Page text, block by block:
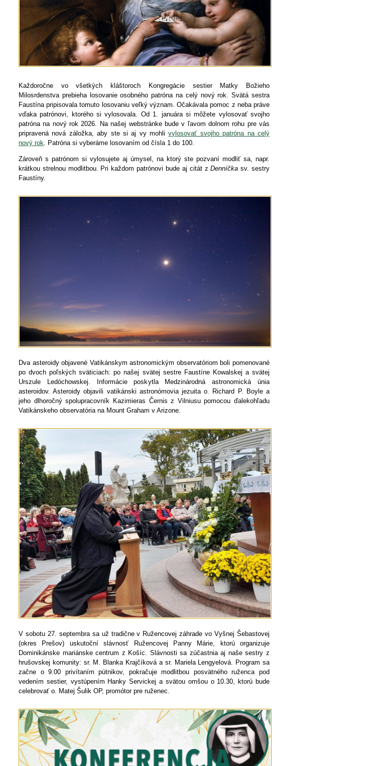
Každoročne vo všetkých kláštoroch Kongregácie sestier Matky Božieho
Milosrdenstva prebieha losovanie osobného patróna na celý nový rok. Svätá sestra
Faustína pripisovala tomuto losovaniu veľký význam. Očakávala pomoc z neba práve
vďaka patrónovi, ktorého si vylosovala. Od 1. januára si môžete vylosovať svojho
patróna na nový rok 2026. Na našej webstránke bude v ľavom dolnom rohu pre vás
pripravená nová záložka, aby ste si aj vy mohlivylosovať svojho patróna na celý
nový rok. Patróna si vyberáme losovaním od čísla 1 do 100.
Zároveň s patrónom si vylosujete aj úmysel, na ktorý ste pozvaní modliť sa, napr.
krátkou strelnou modlitbou. Pri každom patrónovi bude aj citát zDenníčka sv. sestry
Faustíny.
Dva asteroidy objavené Vatikánskym astronomickým observatóriom boli pomenované
po dvoch poľských sväticiach: po našej svätej sestre Faustíne Kowalskej a svätej
Urszule Ledóchowskej. Informácie poskytla Medzinárodná astronomická únia
asteroidov. Asteroidy objavili vatikánski astronómovia jezuita o. Richard P. Boyle a
jeho dlhoročný spolupracovník Kazimieras Černis z Vilniusu pomocou ďalekohľadu
Vatikánskeho observatória na Mount Graham v Arizone.
V sobotu 27. septembra sa už tradične v Ružencovej záhrade vo Vyšnej Šebastovej
(okres Prešov) uskutoční slávnosť Ružencovej Panny Márie, ktorú organizuje
Dominikánske mariánske centrum z Košíc. Slávnosti sa zúčastnia aj naše sestry z
hrušovskej komunity: sr. M. Blanka Krajčíková a sr. Mariela Lengyelová. Program sa
začne o 9.00 privítaním pútnikov, pokračuje modlitbou posvätného ruženca pod
vedením sestier, vystúpením Hanky Servickej a svätou omšou o 10.30, ktorú bude
celebrovať o. Matej Šulik OP, promótor pre ruženec.